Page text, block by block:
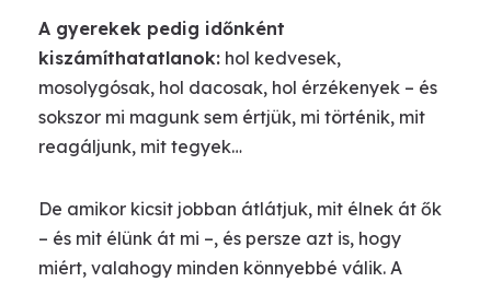
A gyerekek pedig időnként
kiszámíthatatlanok: hol kedvesek,
mosolygósak, hol dacosak, hol érzékenyek – és
sokszor mi magunk sem értjük, mi történik, mit
reagáljunk, mit tegyek…
De amikor kicsit jobban átlátjuk, mit élnek át ők
– és mit élünk át mi –, és persze azt is, hogy
miért, valahogy minden könnyebbé válik. A